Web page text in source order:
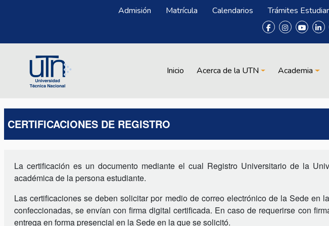
Menú Superior
Admisión Matrícula Calendarios Trámites
Main navigation
Inicio Acerca de la UTN Academia
CERTIFICACIONES DE REGISTRO
La certificación es un documento mediante el cual Registro Universitario de la
académica de la persona estudiante.
Las certificaciones se deben solicitar por medio de correo electrónico de la Sede en
confeccionadas, se envían con firma digital certificada. En caso de requerirse con
entrega en forma presencial en la Sede en la que se solicitó.